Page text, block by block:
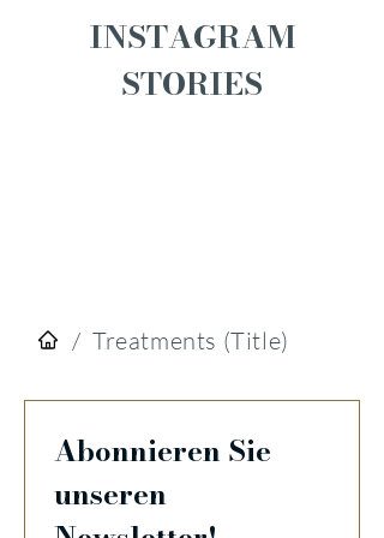
INSTAGRAM
STORIES
/ Treatments (Title)
Abonnieren Sie
unseren